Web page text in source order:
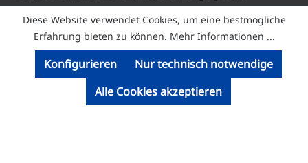
Diese Website verwendet Cookies, um eine bestmögliche
Erfahrung bieten zu können. Mehr Informationen ...
Nur technisch notwendige
Konfigurieren
Alle Cookies akzeptieren